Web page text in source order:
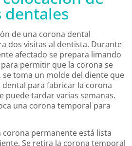
dentales
de una corona dental
dos visitas al dentista. Durante
afectado se prepara limando
permitir que la corona se
se toma un molde del diente que
para fabricar la corona
puede tardar varias semanas.
una corona temporal para
corona permanente está lista
Se retira la corona temporal